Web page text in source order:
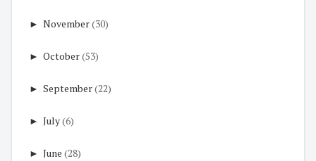
► November(30)
► October(53)
► September(22)
► July(6)
► June (28)